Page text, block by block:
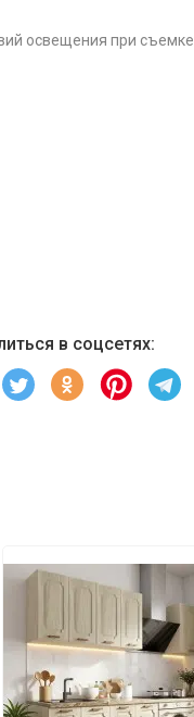
освещения при съемке.
в соцсетях: